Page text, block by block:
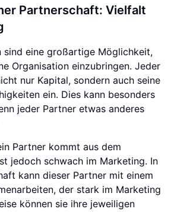
Partnerschaft: Vielfalt
sind eine großartige Möglichkeit,
Organisation einzubringen. Jeder
nur Kapital, sondern auch seine
ein. Dies kann besonders
jeder Partner etwas anderes
Partner kommt aus dem
jedoch schwach im Marketing. In
kann dieser Partner mit einem
der stark im Marketing
können sie ihre jeweiligen